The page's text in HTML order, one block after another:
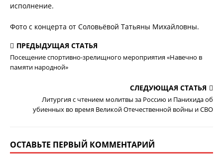
исполнение.
Фото с концерта от Соловьёвой Татьяны Михайловны.
ПРЕДЫДУЩАЯ СТАТЬЯ
Посещение спортивно-зрелищного мероприятия «Навечно в
памяти народной»
СЛЕДУЮЩАЯ СТАТЬЯ
Литургия с чтением молитвы за Россию и Панихида об
убиенных во время Великой Отечественной войны и СВО
ОСТАВЬТЕ ПЕРВЫЙ КОММЕНТАРИЙ